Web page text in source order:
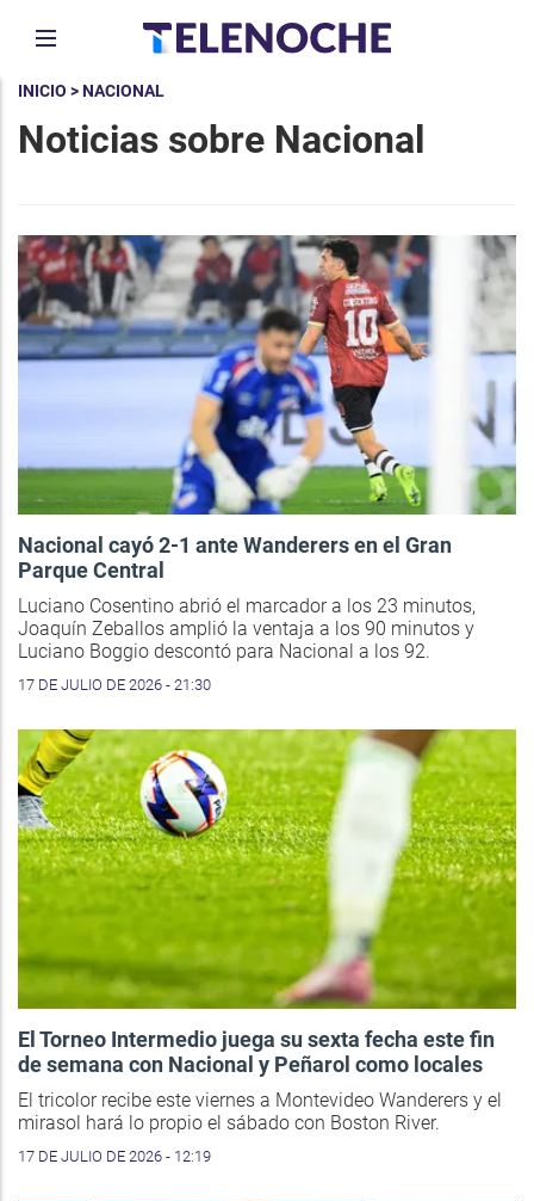
INICIO > NACIONAL
Noticias sobre Nacional
Nacional cayó 2-1 ante Wanderers en el Gran
Parque Central
Luciano Cosentino abrió el marcador a los 23 minutos,
Joaquín Zeballos amplió la ventaja a los 90 minutos y
Luciano Boggio descontó para Nacional a los 92.
17 DE JULIO DE 2026 - 21:30
El Torneo Intermedio juega su sexta fecha este fin
de semana con Nacional y Peñarol como locales
El tricolor recibe este viernes a Montevideo Wanderers y el
mirasol hará lo propio el sábado con Boston River.
17 DE JULIO DE 2026 - 12:19